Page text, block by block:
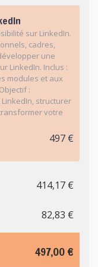
sur LinkedIn.
cadres,
une
LinkedIn. Inclus :
modules et aux
:
structurer
votre
497 €
414,17 €
82,83 €
497,00 €